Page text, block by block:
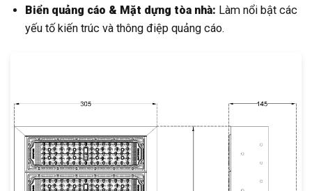
Biển quảng cáo & Mặt dựng tòa nhà: Làm nổi bật các
yếu tố kiến trúc và thông điệp quảng cáo.